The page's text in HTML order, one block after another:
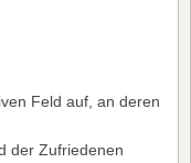
Feld auf, an deren
der Zufriedenen